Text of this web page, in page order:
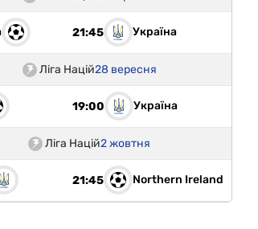
21:45 Україна
Ліга Націй28 вересня
19:00 Україна
Ліга Націй2 жовтня
21:45 Northern Ireland